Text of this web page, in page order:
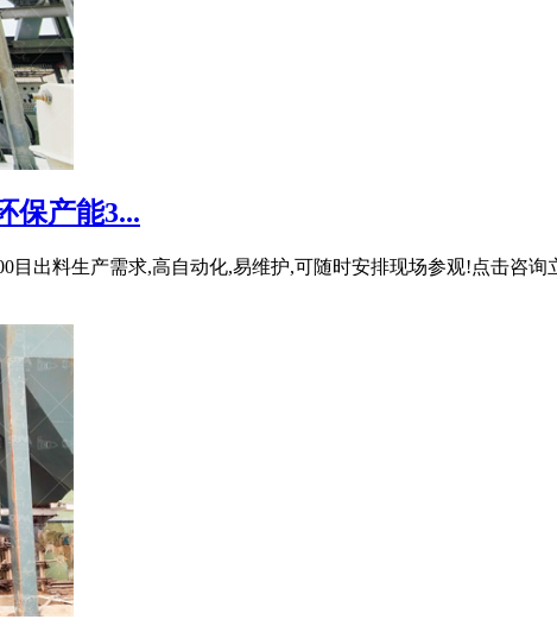
保产能3...
目出料生产需求,高自动化,易维护,可随时安排现场参观!点击咨询